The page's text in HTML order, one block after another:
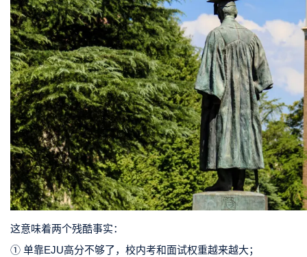
这意味着两个残酷事实：
① 单靠EJU高分不够了，校内考和面试权重越来越大；